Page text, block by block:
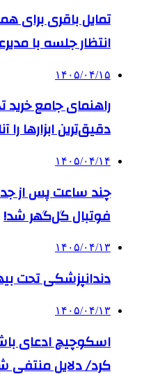
تمایل باقری برای
انتظار جلسه با
۱۴۰۵/۰۴/۱۵
راهنمای جامع خرید
دقیق‌ترین ابزارها را
۱۴۰۵/۰۴/۱۴
چند ساعت پس از
فوتبال گل‌گهر شد!
۱۴۰۵/۰۴/۱۳
دندانپزشکی تحت
۱۴۰۵/۰۴/۱۳
اسکوچیچ ادعای
کرد/ دلایل